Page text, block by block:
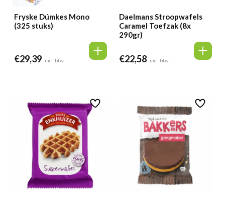
Fryske Dúmkes Mono
(325 stuks)
€29,39 incl. btw
Daelmans Stroopwafels
Caramel Toefzak (8x
290gr)
€22,58 incl. btw